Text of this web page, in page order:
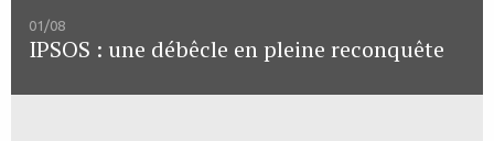
01/08
IPSOS : une débêcle en pleine reconquête